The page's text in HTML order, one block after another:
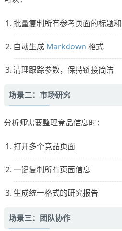
批量复制所有参考页面的标题
自动生成 Markdown 格式
清理跟踪参数，保持链接简洁
场景二：市场研究
分析师需要整理竞品信息时：
打开多个竞品页面
一键复制所有页面信息
生成统一格式的研究报告
场景三：团队协作